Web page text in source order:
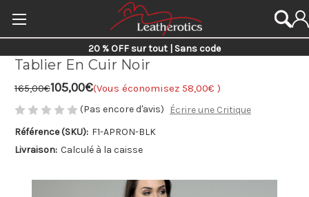
20 % OFF sur tout | Sans code
Tablier En Cuir Noir
165,00€105,00€(Vous économisez 58,00€ )
(Pas encore d'avis)
Écrire une Critique
Référence (SKU): F1-APRON-BLK
Livraison: Calculé à la caisse